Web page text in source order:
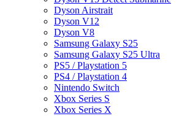
Dyson Airstrait
Dyson V12
Dyson V8
Samsung Galaxy S25
Samsung Galaxy S25 Ultra
PS5 / Playstation 5
PS4 / Playstation 4
Nintendo Switch
Xbox Series S
Xbox Series X